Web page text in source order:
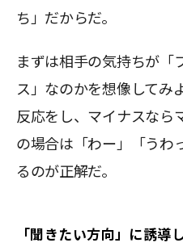
ち」だからだ。
まずは相手の気持ちが「
ス」なのかを想像してみ
反応をし、マイナスなら
の場合は「わー」「うわ
るのが正解だ。
「聞きたい方向」に誘導